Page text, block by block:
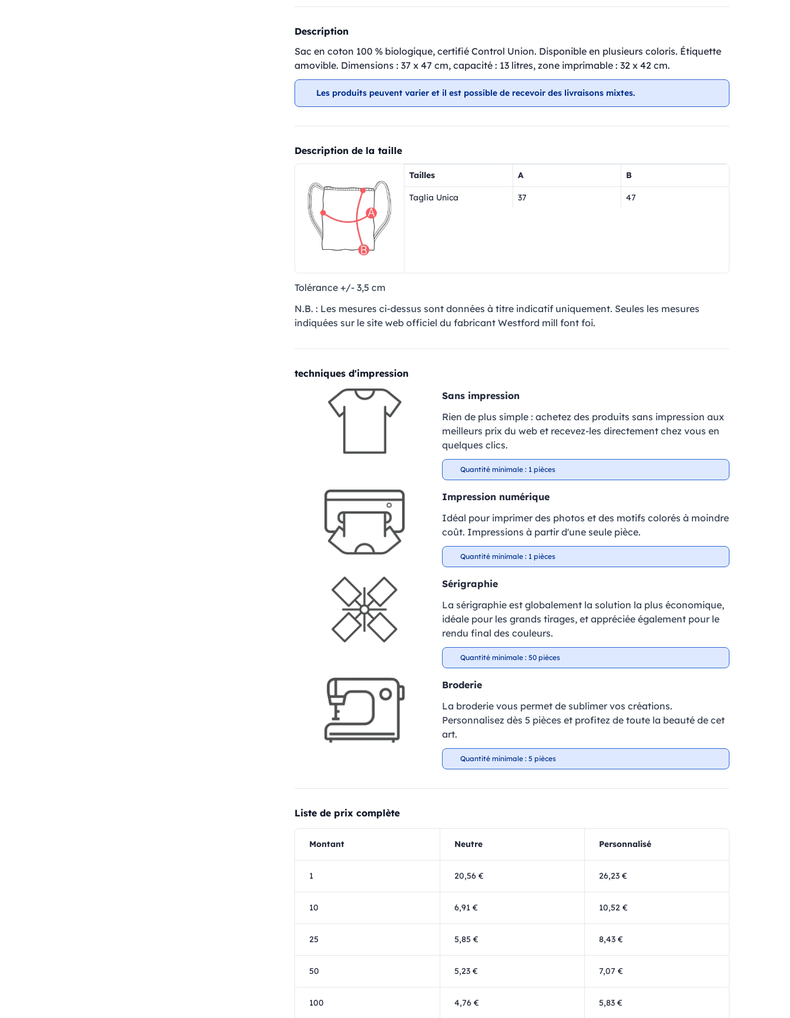
Description
Sac en coton 100 % biologique, certifié Control Union. Disponible en plusieurs coloris. Étiquette
amovible. Dimensions : 37 x 47 cm, capacité : 13 litres, zone imprimable : 32 x 42 cm.
Les produits peuvent varier et il est possible de recevoir des livraisons mixtes.
Description de la taille
Tailles A B
Taglia Unica 37 47
Tolérance +/- 3,5 cm
N.B. : Les mesures ci-dessus sont données à titre indicatif uniquement. Seules les mesures
indiquées sur le site web officiel du fabricant Westford mill font foi.
techniques d'impression
Sans impression
Rien de plus simple : achetez des produits sans impression aux
meilleurs prix du web et recevez-les directement chez vous en
quelques clics.
Quantité minimale : 1 pièces
Impression numérique
Idéal pour imprimer des photos et des motifs colorés à moindre
coût. Impressions à partir d'une seule pièce.
Quantité minimale : 1 pièces
Sérigraphie
La sérigraphie est globalement la solution la plus économique,
idéale pour les grands tirages, et appréciée également pour le
rendu final des couleurs.
Quantité minimale : 50 pièces
Broderie
La broderie vous permet de sublimer vos créations.
Personnalisez dès 5 pièces et profitez de toute la beauté de cet
art.
Quantité minimale : 5 pièces
Liste de prix complète
Montant Neutre Personnalisé
1 20,56 € 26,23 €
10 6,91 € 10,52 €
25 5,85 € 8,43 €
50 5,23 € 7,07 €
100 4,76 € 5,83 €